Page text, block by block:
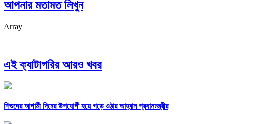
আপনার মতামত লিখুন
Array
এই ক্যাটাগরির আরও খবর
শিশুদের আগামী দিনের উপযোগী হয়ে গড়ে ওঠার আহ্বান প্রধানমন্ত্রীর